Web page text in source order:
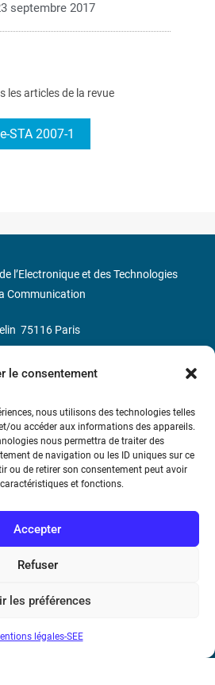
le consentement
nous utilisons des technologies telles
ou accéder aux informations des appareils.
nous permettra de traiter des
de navigation ou les ID uniques sur ce
ou de retirer son consentement peut avoir
et fonctions.
Accepter
Refuser
les préférences
légales-SEE
septembre 2017
les articles de la revue
e-STA 2007-1
d’André-
de Vente
l’Electronique et des Technologies
Communication
75116 Paris
6 et « Iéna » Ligne 9
Code APE : 9412Z TVA intra-
785 393 232